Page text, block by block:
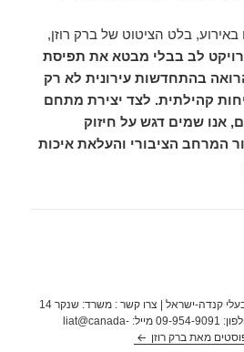
בלט הציטוט של ברק רוזן,
לב בבלי מבטא את תפיסת
בהתחדשות עירונית לא רק
קהילתית. לצד יצירת מתחם
אנו שמים דגש על חיזוק
המרחב הציבורי והעלאת איכות
ברק רוזן - אחד מבעלי קנדה-ישראל | צרו קשר : משרד: שנקר 14
הרצליה 46725 טלפון: 09-954-9091 מייל: liat@canada-
מאת ברק רוזן‏